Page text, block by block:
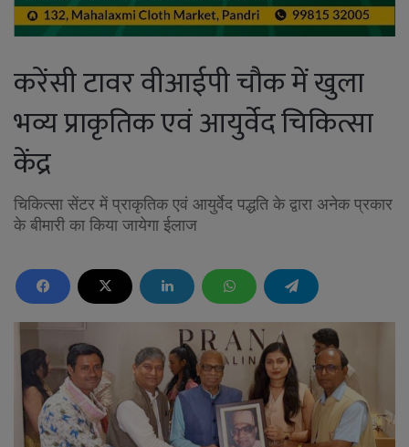
करेंसी टावर वीआईपी चौक में खुला
भव्य प्राकृतिक एवं आयुर्वेद चिकित्सा
केंद्र
चिकित्सा सेंटर में प्राकृतिक एवं आयुर्वेद पद्धति के द्वारा अनेक प्रकार
के बीमारी का किया जायेगा ईलाज